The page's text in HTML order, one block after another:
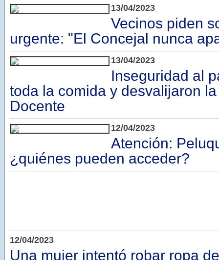
13/04/2023
Vecinos piden
urgente: "El Concejal nunca
13/04/2023
Inseguridad al
toda la comida y desvalijaron
Docente
12/04/2023
Atención:
¿quiénes pueden acceder?
12/04/2023
Una mujer intentó robar ropa